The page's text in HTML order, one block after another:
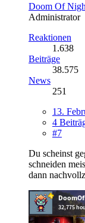
Doom Of
Administrator
Reaktionen
1.638
Beiträge
38.575
News
251
13.
4
#7
Du scheinst
schneiden
dann